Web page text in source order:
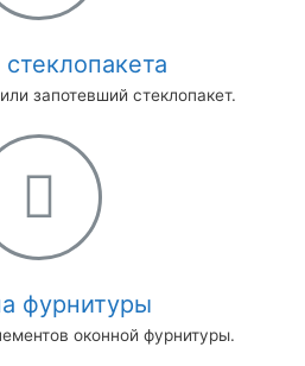
запотевший стеклопакет.
фурнитуры
оконной фурнитуры.